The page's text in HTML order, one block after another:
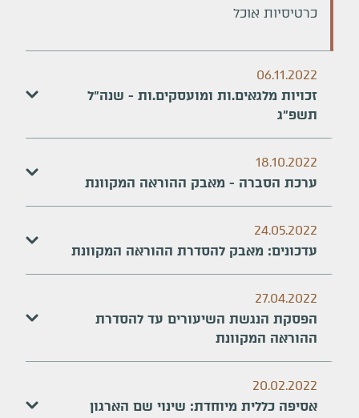
כרטיסיות אוכל
06.11.2022
זכויות מלגאים.ות ומועסקים.ות - שנה"ל
תשפ"ג
18.10.2022
ערכת הסברה - מאבק ההוראה המקוונת
24.05.2022
עדכונים: מאבק להסדרת ההוראה המקוונת
27.04.2022
הפסקת הנגשת השיעורים עד להסדרת
ההוראה המקוונת
20.02.2022
אסיפה כללית מיוחדת: שינוי שם הארגון